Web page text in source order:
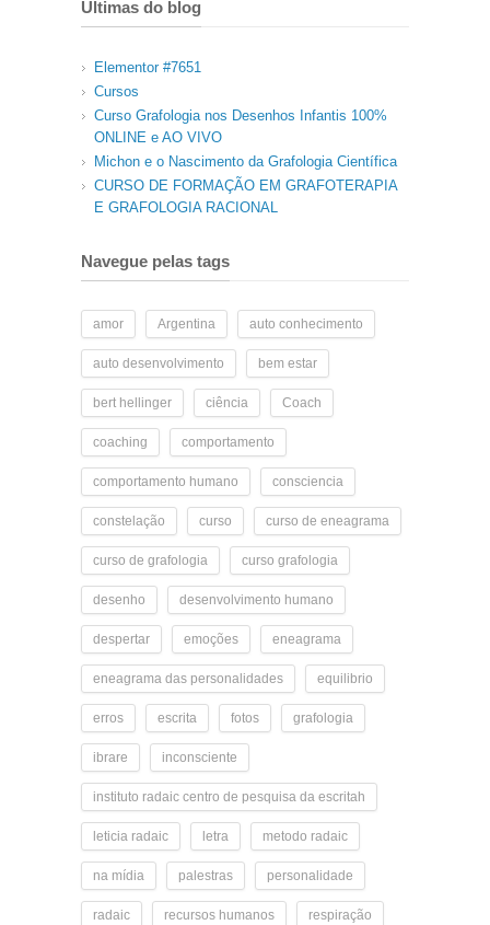
Últimas do blog
Elementor #7651
Cursos
Curso Grafologia nos Desenhos Infantis 100%
ONLINE e AO VIVO
Michon e o Nascimento da Grafologia Científica
CURSO DE FORMAÇÃO EM GRAFOTERAPIA
E GRAFOLOGIA RACIONAL
Navegue pelas tags
amor Argentina auto conhecimento
auto desenvolvimento bem estar
bert hellinger ciência Coach
coaching comportamento
comportamento humano consciencia
constelação curso curso de eneagrama
curso de grafologia curso grafologia
desenho desenvolvimento humano
despertar emoções eneagrama
eneagrama das personalidades equilibrio
erros escrita fotos grafologia
ibrare inconsciente
instituto radaic centro de pesquisa da escritah
leticia radaic letra metodo radaic
na mídia palestras personalidade
radaic recursos humanos respiração